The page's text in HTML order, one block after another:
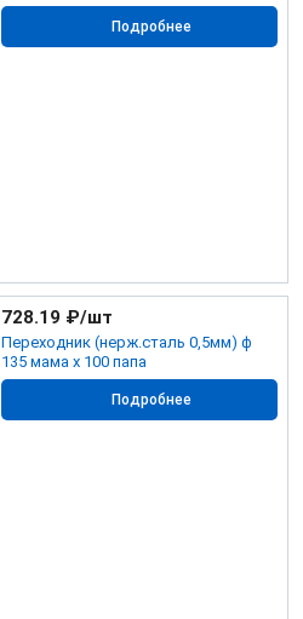
Подробнее
Переходник (нерж.сталь 0,5мм) ф
135 мама х 100 папа
728.19 ₽/шт
Подробнее